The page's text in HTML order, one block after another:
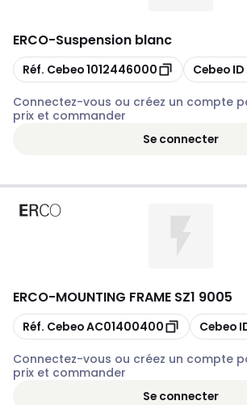
ERCO-Suspension blanc
Copier
Réf. Cebeo1012446000 Copier
Cebeo ID
Connectez-vous ou créez un compte
prix et commander
Se connecter
ERCO-MOUNTING FRAME SZ1 9005
Copier
Réf. CebeoAC01400400 Copier
Cebeo
Connectez-vous ou créez un compte
prix et commander
Se connecter